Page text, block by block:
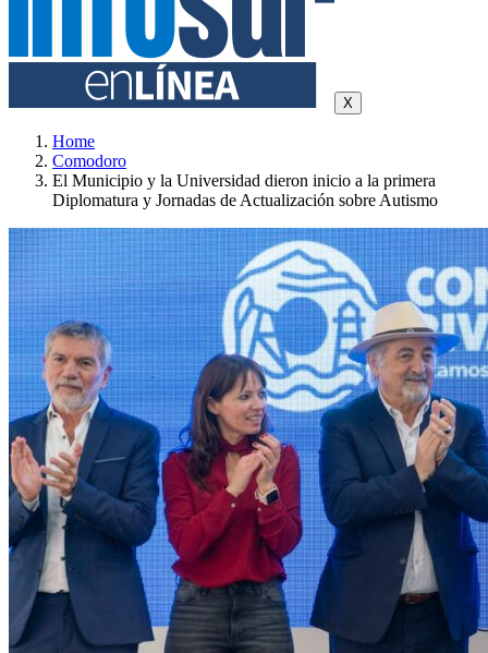
X
Home
Comodoro
El Municipio y la Universidad dieron inicio a la primera
Diplomatura y Jornadas de Actualización sobre Autismo